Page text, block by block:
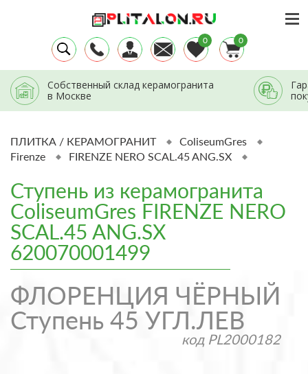
0 0
Собственный склад керамогранита
в Москве
ПЛИТКА / КЕРАМОГРАНИТ
ColiseumGres
Firenze
FIRENZE NERO SCAL.45 ANG.SX
Ступень из керамогранита
ColiseumGres FIRENZE NERO
SCAL.45 ANG.SX
620070001499
ФЛОРЕНЦИЯ ЧЁРНЫЙ
Ступень 45 УГЛ.ЛЕВ
код PL2000182